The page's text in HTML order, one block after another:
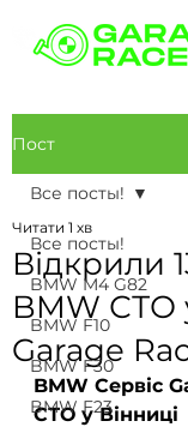
Пост
Все посты!
BMW M4 G82
BMW F10
BMW F30
BMW F23
Все посты!
Відкрили
BMW СТО
Garage
Читати 1 хв
BMW Сервіс
СТО у Вінниці